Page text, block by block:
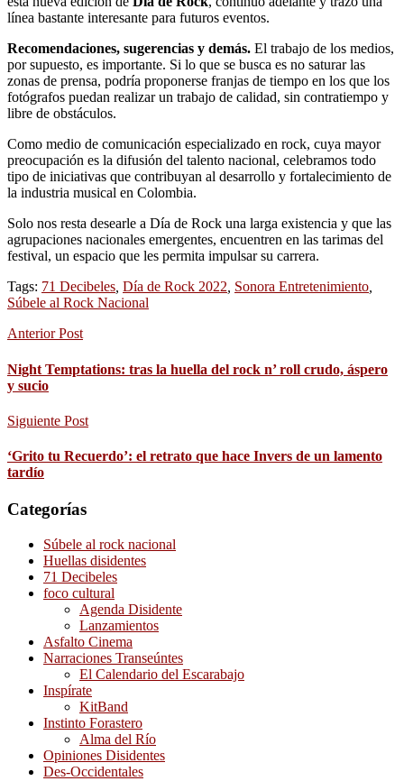
línea bastante interesante para futuros eventos.
Recomendaciones, sugerencias y demás. El trabajo de los medios,
por supuesto, es importante. Si lo que se busca es no saturar las
zonas de prensa, podría proponerse franjas de tiempo en los que los
fotógrafos puedan realizar un trabajo de calidad, sin contratiempo y
libre de obstáculos.
Como medio de comunicación especializado en rock, cuya mayor
preocupación es la difusión del talento nacional, celebramos todo
tipo de iniciativas que contribuyan al desarrollo y fortalecimiento de
la industria musical en Colombia.
Solo nos resta desearle a Día de Rock una larga existencia y que las
agrupaciones nacionales emergentes, encuentren en las tarimas del
festival, un espacio que les permita impulsar su carrera.
Tags: 71 Decibeles Día de Rock 2022 Sonora Entretenimiento
Súbele al Rock Nacional
Anterior Post
Night Temptations: tras la huella del rock n’ roll crudo, áspero
y sucio
Siguiente Post
‘Grito tu Recuerdo’: el retrato que hace Invers de un lamento
tardío
Categorías
Súbele al rock nacional
Huellas disidentes
71 Decibeles
foco cultural
Agenda Disidente
Lanzamientos
Asfalto Cinema
Narraciones Transeúntes
El Calendario del Escarabajo
Inspírate
KitBand
Instinto Forastero
Alma del Río
Opiniones Disidentes
Des-Occidentales